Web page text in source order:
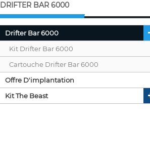
DRIFTER BAR 6000
Drifter Bar 6000
Kit Drifter Bar 6000
Cartouche Drifter Bar 6000
Offre D'implantation
Kit The Beast